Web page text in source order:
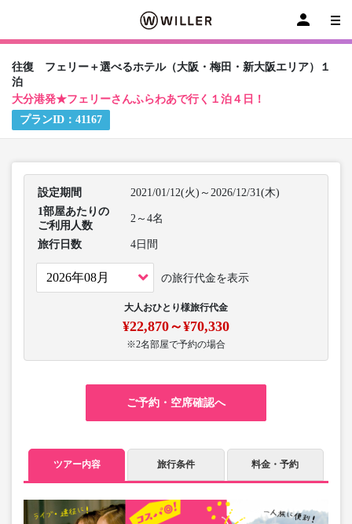
往復 フェリー＋選べるホテル（大阪・梅田・新大阪エリア）１
泊
大分港発★フェリーさんふらわあで行く１泊４日！
プランID： 41167
設定期間
2021/01/12(火)～2026/12/31(木)
1部屋あたりの
ご利用人数
2～4名
旅行日数 4日間
の旅行代金を表示
大人おひとり様旅行代金
¥22,870～¥70,330
※2名部屋で予約の場合
ご予約・空席確認へ
ツアー内容 旅行条件 料金・予約